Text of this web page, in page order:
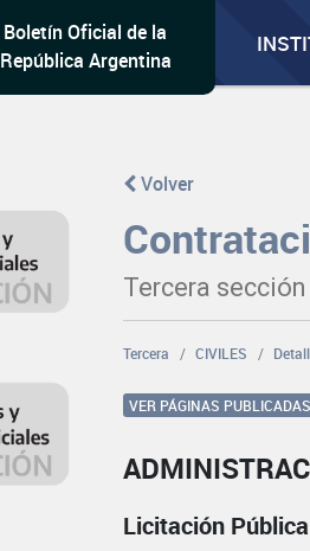
Boletín Oficial de la
República Argentina
Volver
Tercera sección
Tercera CIVILES
VER PÁGINAS PUBLICADAS
Licitación